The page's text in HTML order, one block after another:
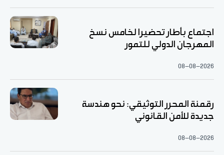
اجتماع بأطار تحضيرا لخامس نسخ
المهرجان الدولي للتمور
08-08-2026
رقمنة المحرر التوثيقي: نحو هندسة
جديدة للأمن القانوني
08-08-2026